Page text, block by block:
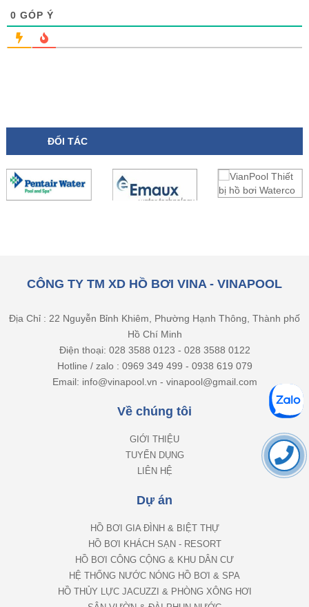
0 GÓP Ý
ĐỐI TÁC
CÔNG TY TM XD HỒ BƠI VINA - VINAPOOL
Địa Chỉ : 22 Nguyễn Bỉnh Khiêm, Phường Hạnh Thông, Thành phố
Hồ Chí Minh
Điện thoại: 028 3588 0123 - 028 3588 0122
Hotline / zalo : 0969 349 499 - 0938 619 079
Email: info@vinapool.vn - vinapool@gmail.com
Về chúng tôi
GIỚI THIỆU
TUYỂN DỤNG
LIÊN HỆ
Dự án
HỒ BƠI GIA ĐÌNH & BIỆT THỰ
HỒ BƠI KHÁCH SẠN - RESORT
HỒ BƠI CÔNG CỘNG & KHU DÂN CƯ
HỆ THỐNG NƯỚC NÓNG HỒ BƠI & SPA
HỒ THỦY LỰC JACUZZI & PHÒNG XÔNG HƠI